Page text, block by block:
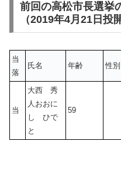
前回の高松市長選挙
（2019年4月21日投
当
落
氏名 年齢 性別
当
大西 秀
人おおに
し ひで
と
59